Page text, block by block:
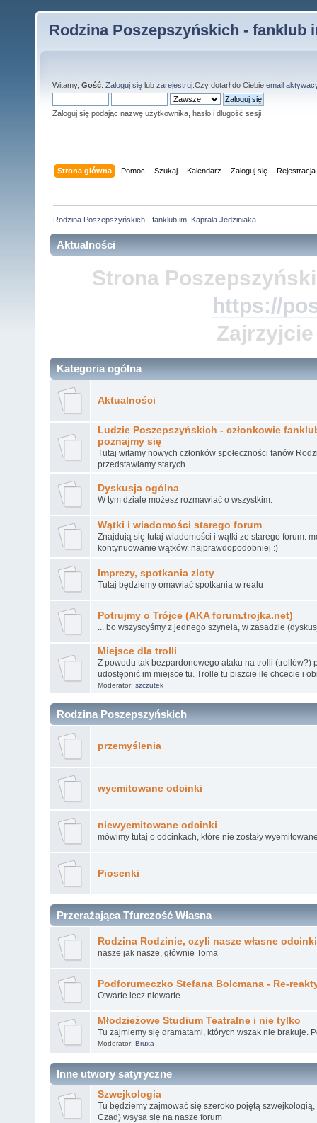
Rodzina Poszepszyńskich - fanklub
Witamy, Gość Zaloguj się lub zarejestruj .Czy dotarł do Ciebie email
Zaloguj się podając nazwę użytkownika, hasło i długość sesji
Strona główna Pomoc Szukaj Kalendarz Zaloguj się Rejestracja
Rodzina Poszepszyńskich - fanklub im. Kaprala Jedziniaka.
Aktualności
Strona
https://
Kategoria ogólna
Aktualności
Ludzie Poszepszyńskich - członkowie
poznajmy się
Tutaj witamy nowych członków społeczności fanów
przedstawiamy starych
Dyskusja ogólna
W tym dziale możesz rozmawiać o wszystkim.
Wątki i wiadomości starego forum
Znajdują się tutaj wiadomości i wątki ze starego forum.
kontynuowanie wątków. najprawdopodobniej :)
Imprezy, spotkania zloty
Tutaj będziemy omawiać spotkania w realu
Potrujmy o Trójce (AKA forum.trojka.net)
... bo wszyscyśmy z jednego szynela, w zasadzie
Miejsce dla trolli
Z powodu tak bezpardonowego ataku na trolli (trollów?)
udostępnić im miejsce tu. Trolle tu piszcie ile chcecie i
Moderator: szczutek
Rodzina Poszepszyńskich
przemyślenia
wyemitowane odcinki
niewyemitowane odcinki
mówimy tutaj o odcinkach, które nie zostały
Piosenki
Przerażająca Tfurczość Własna
Rodzina Rodzinie, czyli nasze własne odcinki
nasze jak nasze, głównie Toma
Podforumeczko Stefana Bolcmana - Re-
Otwarte lecz niewarte.
Młodzieżowe Studium Teatralne i nie tylko
Tu zajmiemy się dramatami, których wszak nie brakuje.
Moderator: Bruxa
Inne utwory satyryczne
Szwejkologia
Tu będziemy zajmować się szeroko pojętą szwejkologią,
Czad) wsysa się na nasze forum